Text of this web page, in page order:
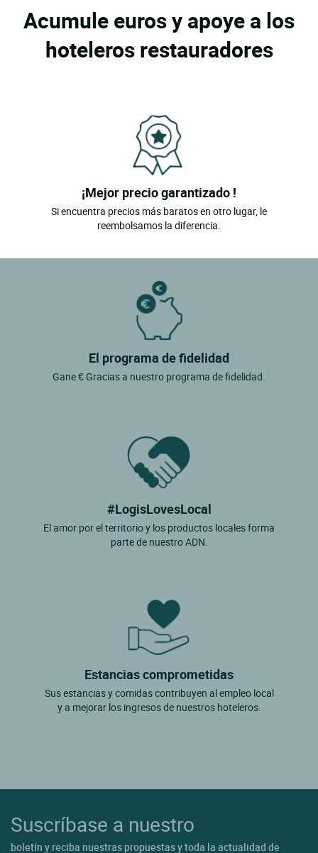
Acumule euros y apoye a los
hoteleros restauradores
¡Mejor precio garantizado !
Si encuentra precios más baratos en otro lugar, le
reembolsamos la diferencia.
El programa de fidelidad
Gane € Gracias a nuestro programa de fidelidad.
#LogisLovesLocal
El amor por el territorio y los productos locales forma
parte de nuestro ADN.
Estancias comprometidas
Sus estancias y comidas contribuyen al empleo local
y a mejorar los ingresos de nuestros hoteleros.
Suscríbase a nuestro
boletín y reciba nuestras propuestas y toda la actualidad de